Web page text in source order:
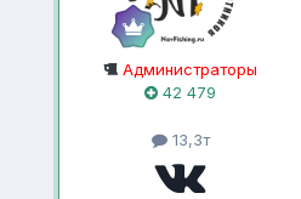
Администраторы
42 479
13,3т